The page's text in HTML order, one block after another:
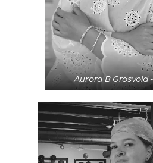
Aurora B Grosvold